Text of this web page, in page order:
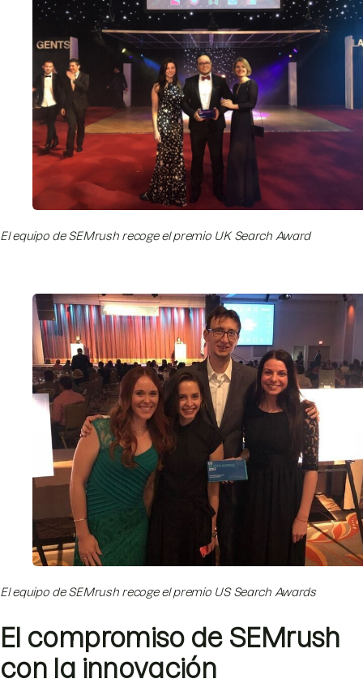
El equipo de SEMrush recoge el premio UK Search Award
El equipo de SEMrush recoge el premio US Search Awards
El compromiso de SEMrush
con la innovación